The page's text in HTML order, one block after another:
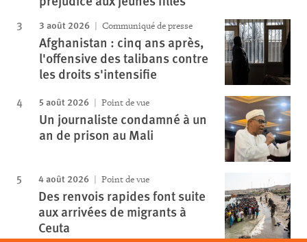
3 août 2026 Communiqué de presse
Afghanistan : cinq ans après,
l'offensive des talibans contre
les droits s'intensifie
5 août 2026 Point de vue
Un journaliste condamné à un
an de prison au Mali
4 août 2026 Point de vue
Des renvois rapides font suite
aux arrivées de migrants à
Ceuta